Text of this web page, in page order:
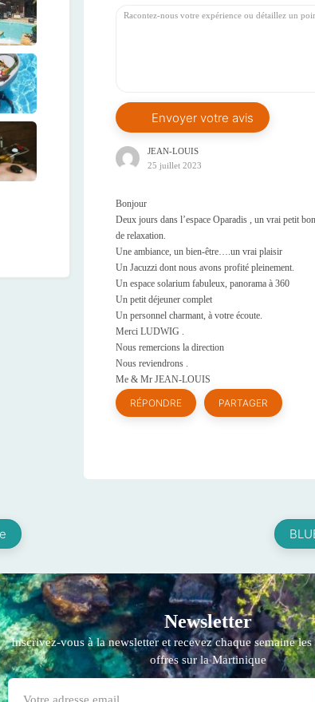
JEAN-LOUIS
25 juillet 2023
Bonjour
Deux jours dans l’espace Oparadis , un vrai petit
de relaxation.
Une ambiance, un bien-être….un vrai plaisir
Un Jacuzzi dont nous avons profité pleinement.
Un espace solarium fabuleux, panorama à 360
Un petit déjeuner complet
Un personnel charmant, à votre écoute.
Merci LUDWIG .
Nous remercions la direction
Nous reviendrons .
Me & Mr JEAN-LOUIS
RÉPONDRE PARTAGER
Newsletter
Inscrivez-vous à la newsletter et recevez chaque semaine
offres sur la Martinique